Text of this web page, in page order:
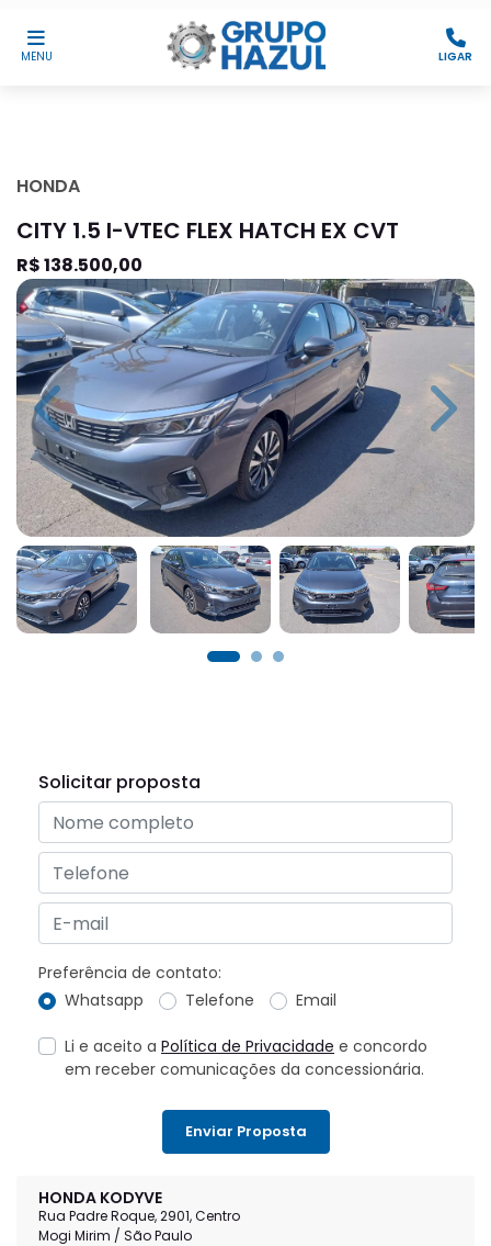
MENU LIGAR
HONDA
CITY 1.5 I-VTEC FLEX HATCH EX CVT
R$ 138.500,00
Previous Next
HONDA KODYVE
Rua Padre Roque, 2901, Centro
Mogi Mirim / São Paulo
Solicitar proposta
Preferência de contato:
Whatsapp
Telefone Email
Li e aceito a Política de Privacidade e concordo
em receber comunicações da concessionária.
Enviar Proposta